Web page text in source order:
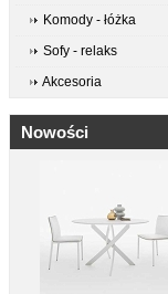
Komody - łóżka
Sofy - relaks
Akcesoria
Nowości